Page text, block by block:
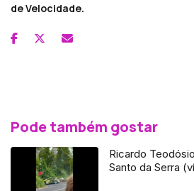
de Velocidade.
Pode também gostar
Ricardo
Santo da Serra